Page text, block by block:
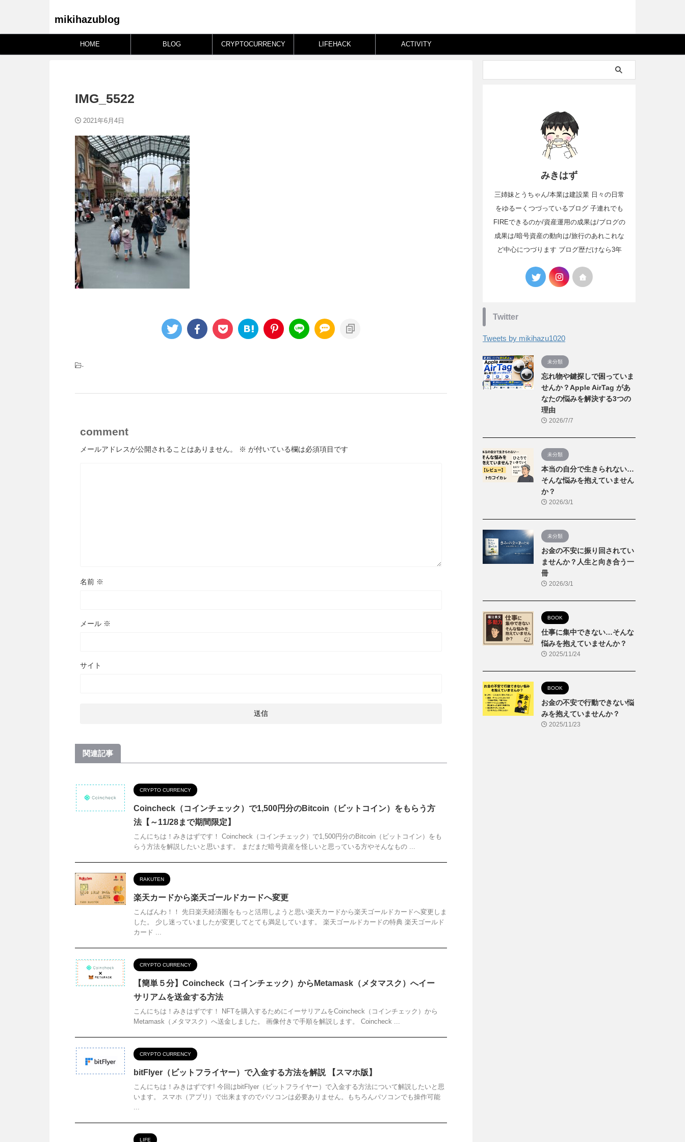
mikihazublog
HOME BLOG CRYPTOCURRENCY LIFEHACK ACTIVITY
IMG_5522
2021年6月4日
-
comment
メールアドレスが公開されることはありません。 ※ が付いている欄は必須項目です
名前 ※
メール ※
サイト
関連記事
CRYPTO CURRENCY
Coincheck（コインチェック）で1,500円分のBitcoin（ビットコイン）をもらう方
法【～11/28まで期間限定】
こんにちは！みきはずです！ Coincheck（コインチェック）で1,500円分のBitcoin（ビットコイン）をも
らう方法を解説したいと思います。 まだまだ暗号資産を怪しいと思っている方やそんなもの ...
RAKUTEN
楽天カードから楽天ゴールドカードへ変更
こんばんわ！！ 先日楽天経済圏をもっと活用しようと思い楽天カードから楽天ゴールドカードへ変更しま
した。 少し迷っていましたが変更してとても満足しています。 楽天ゴールドカードの特典 楽天ゴールド
カード ...
CRYPTO CURRENCY
【簡単５分】Coincheck（コインチェック）からMetamask（メタマスク）へイー
サリアムを送金する方法
こんにちは！みきはずです！ NFTを購入するためにイーサリアムをCoincheck（コインチェック）から
Metamask（メタマスク）へ送金しました。 画像付きで手順を解説します。 Coincheck ...
CRYPTO CURRENCY
bitFlyer（ビットフライヤー）で入金する方法を解説 【スマホ版】
こんにちは！みきはずです! 今回はbitFlyer（ビットフライヤー）で入金する方法について解説したいと思
います。 スマホ（アプリ）で出来ますのでパソコンは必要ありません。もちろんパソコンでも操作可能
LIFE
みきはず
三姉妹とうちゃん/本業は建設業 日々の日常
をゆるーくつづっているブログ 子連れでも
FIREできるのか/資産運用の成果は/ブログの
成果は/暗号資産の動向は/旅行のあれこれな
ど中心につづります ブログ歴だけなら3年
Twitter
Tweets by mikihazu1020
未分類
忘れ物や鍵探しで困っていま
せんか？Apple AirTag があ
なたの悩みを解決する3つの
理由
2026/7/7
未分類
本当の自分で生きられない…
そんな悩みを抱えていません
か？
2026/3/1
未分類
お金の不安に振り回されてい
ませんか？人生と向き合う一
冊
2026/3/1
BOOK
仕事に集中できない…そんな
悩みを抱えていませんか？
2025/11/24
BOOK
お金の不安で行動できない悩
みを抱えていませんか？
2025/11/23